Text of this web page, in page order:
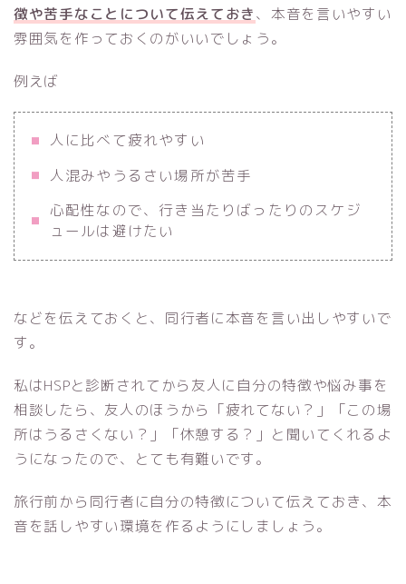
徴や苦手なことについて伝えておき、本音を言いやすい
雰囲気を作っておくのがいいでしょう。
例えば
人に比べて疲れやすい
人混みやうるさい場所が苦手
心配性なので、行き当たりばったりのスケジ
ュールは避けたい
などを伝えておくと、同行者に本音を言い出しやすいで
す。
私はHSPと診断されてから友人に自分の特徴や悩み事を
相談したら、友人のほうから「疲れてない？」「この場
所はうるさくない？」「休憩する？」と聞いてくれるよ
うになったので、とても有難いです。
旅行前から同行者に自分の特徴について伝えておき、本
音を話しやすい環境を作るようにしましょう。